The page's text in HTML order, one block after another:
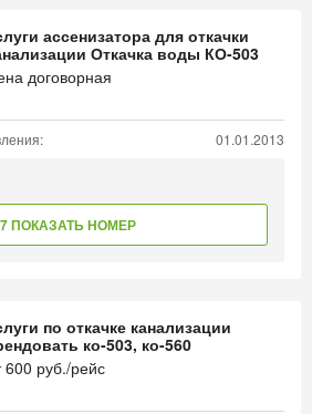
ассенизатора для откачки
Откачка воды КО-503
договорная
01.01.2013
ПОКАЗАТЬ НОМЕР
по откачке канализации
ко-503, ко-560
600 руб./рейс